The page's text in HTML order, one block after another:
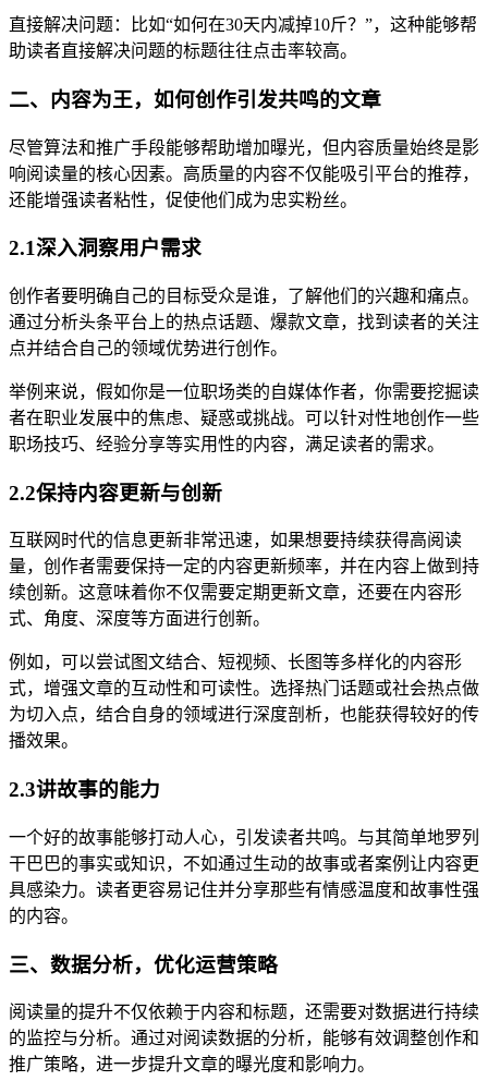
直接解决问题：比如“如何在30天内减掉10斤？”，这种能够帮
助读者直接解决问题的标题往往点击率较高。
二、内容为王，如何创作引发共鸣的文章
尽管算法和推广手段能够帮助增加曝光，但内容质量始终是影
响阅读量的核心因素。高质量的内容不仅能吸引平台的推荐，
还能增强读者粘性，促使他们成为忠实粉丝。
2.1深入洞察用户需求
创作者要明确自己的目标受众是谁，了解他们的兴趣和痛点。
通过分析头条平台上的热点话题、爆款文章，找到读者的关注
点并结合自己的领域优势进行创作。
举例来说，假如你是一位职场类的自媒体作者，你需要挖掘读
者在职业发展中的焦虑、疑惑或挑战。可以针对性地创作一些
职场技巧、经验分享等实用性的内容，满足读者的需求。
2.2保持内容更新与创新
互联网时代的信息更新非常迅速，如果想要持续获得高阅读
量，创作者需要保持一定的内容更新频率，并在内容上做到持
续创新。这意味着你不仅需要定期更新文章，还要在内容形
式、角度、深度等方面进行创新。
例如，可以尝试图文结合、短视频、长图等多样化的内容形
式，增强文章的互动性和可读性。选择热门话题或社会热点做
为切入点，结合自身的领域进行深度剖析，也能获得较好的传
播效果。
2.3讲故事的能力
一个好的故事能够打动人心，引发读者共鸣。与其简单地罗列
干巴巴的事实或知识，不如通过生动的故事或者案例让内容更
具感染力。读者更容易记住并分享那些有情感温度和故事性强
的内容。
三、数据分析，优化运营策略
阅读量的提升不仅依赖于内容和标题，还需要对数据进行持续
的监控与分析。通过对阅读数据的分析，能够有效调整创作和
推广策略，进一步提升文章的曝光度和影响力。